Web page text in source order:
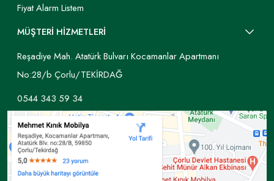
Fiyat Alarm Listem
MÜŞTERİ HİZMETLERİ
Reşadiye Mah. Atatürk Bulvarı Kocamanlar Apartmanı
No:28/b Çorlu/TEKİRDAĞ
0544 343 59 34